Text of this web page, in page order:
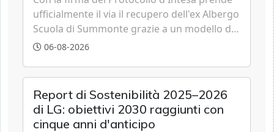
ufficialmente il via il recupero dell'ex Albergo
Scuola di Summonte grazie a un modello di
partenariato pubblico-privato e a una rete di
06-08-2026
Report di Sostenibilità 2025–2026
di LG: obiettivi 2030 raggiunti con
cinque anni d'anticipo